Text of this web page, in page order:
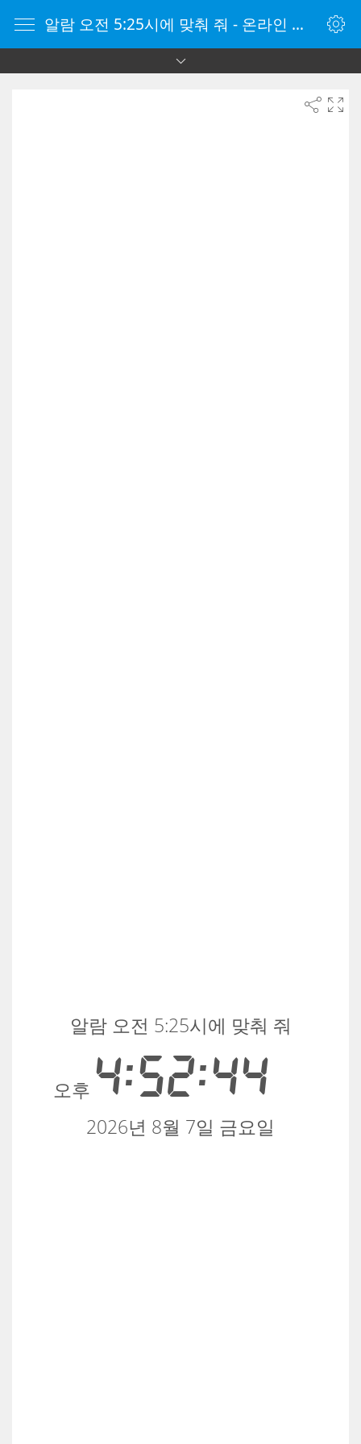
알람 오전 5:25시에 맞춰 줘 - 온라인 알람 시계 - 자명종 온라인 - 온라인 자명종
오후 4:52:44
알람 오전 5:25시에 맞춰 줘
2026년 8월 7일 금요일